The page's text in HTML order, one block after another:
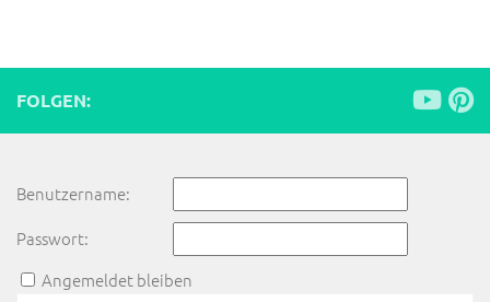
FOLGEN:
Benutzername:
Passwort:
Angemeldet bleiben